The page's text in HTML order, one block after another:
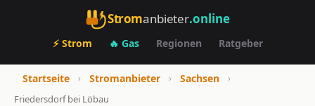
Stromanbieter.online
⚡ Strom 🔥 Gas Regionen Ratgeber
Startseite › Stromanbieter › Sachsen
›
Friedersdorf bei Löbau